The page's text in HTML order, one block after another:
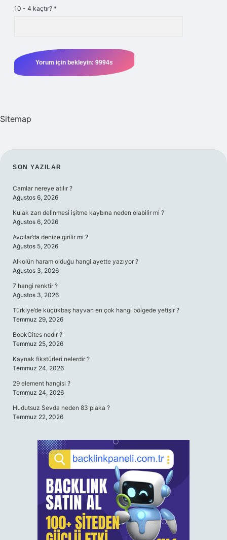
10 - 4 kaçtır? *
Sitemap
SIDEBAR
SON YAZILAR
Camlar nereye atılır ?
Ağustos 6, 2026
Kulak zarı delinmesi işitme kaybına neden olabilir mi ?
Ağustos 6, 2026
Avcılar’da denize girilir mi ?
Ağustos 5, 2026
Alkolün haram olduğu hangi ayette yazıyor ?
Ağustos 3, 2026
7 hangi renktir ?
Ağustos 3, 2026
Türkiye’de küçükbaş hayvan en çok hangi bölgede yetişir ?
Temmuz 29, 2026
BookCites nedir ?
Temmuz 25, 2026
Kaynak fikstürleri nelerdir ?
Temmuz 24, 2026
29 element hangisi ?
Temmuz 24, 2026
Hudutsuz Sevda neden 83 plaka ?
Temmuz 22, 2026